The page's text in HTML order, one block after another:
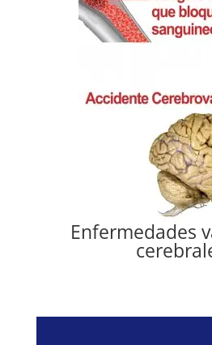
Enfermedades